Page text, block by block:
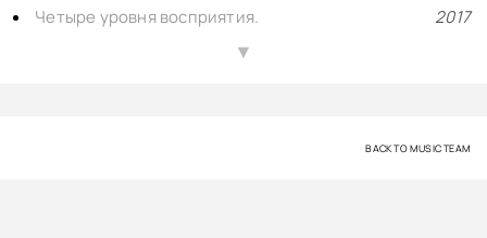
Четыре уровня восприятия.
2017
2017
▲
BACK TO MUSIC TEAM